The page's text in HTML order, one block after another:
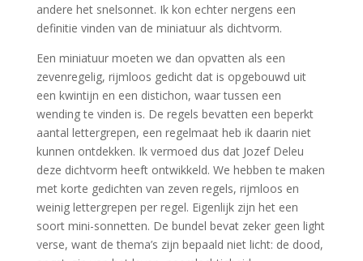
andere het snelsonnet. Ik kon echter nergens een
definitie vinden van de miniatuur als dichtvorm.
Een miniatuur moeten we dan opvatten als een
zevenregelig, rijmloos gedicht dat is opgebouwd uit
een kwintijn en een distichon, waar tussen een
wending te vinden is. De regels bevatten een beperkt
aantal lettergrepen, een regelmaat heb ik daarin niet
kunnen ontdekken. Ik vermoed dus dat Jozef Deleu
deze dichtvorm heeft ontwikkeld. We hebben te maken
met korte gedichten van zeven regels, rijmloos en
weinig lettergrepen per regel. Eigenlijk zijn het een
soort mini-sonnetten. De bundel bevat zeker geen light
verse, want de thema’s zijn bepaald niet licht: de dood,